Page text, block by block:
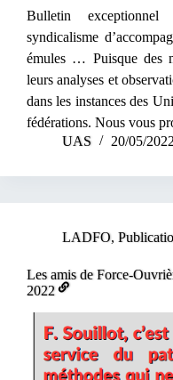
Bulletin
syndicalisme
émules … Puisque des
leurs analyses et
dans les instances des
fédérations. Nous vous
UAS
20/05/2022
LADFO,
Les amis de Force-
2022